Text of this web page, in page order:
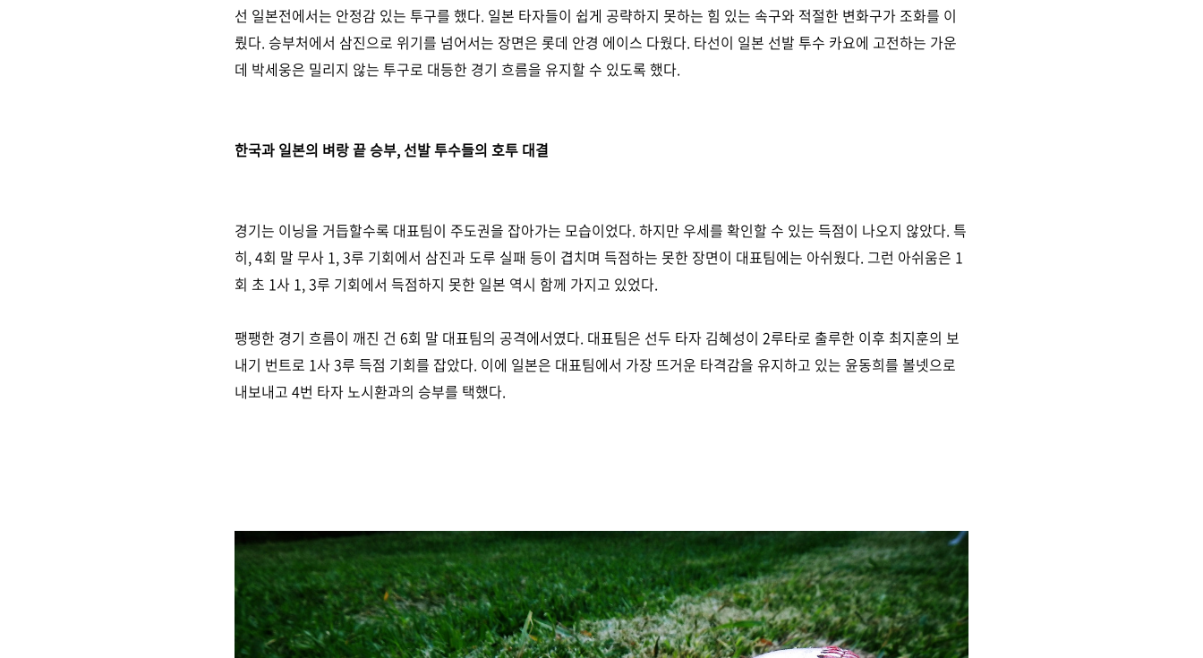
선 일본전에서는 안정감 있는 투구를 했다. 일본 타자들이 쉽게 공략하지 못하는 힘 있는 속구와 적절한 변화구가 조화를 이
뤘다. 승부처에서 삼진으로 위기를 넘어서는 장면은 롯데 안경 에이스 다웠다. 타선이 일본 선발 투수 카요에 고전하는 가운
데 박세웅은 밀리지 않는 투구로 대등한 경기 흐름을 유지할 수 있도록 했다.
한국과 일본의 벼랑 끝 승부, 선발 투수들의 호투 대결
경기는 이닝을 거듭할수록 대표팀이 주도권을 잡아가는 모습이었다. 하지만 우세를 확인할 수 있는 득점이 나오지 않았다. 특
히, 4회 말 무사 1, 3루 기회에서 삼진과 도루 실패 등이 겹치며 득점하는 못한 장면이 대표팀에는 아쉬웠다. 그런 아쉬움은 1
회 초 1사 1, 3루 기회에서 득점하지 못한 일본 역시 함께 가지고 있었다.
팽팽한 경기 흐름이 깨진 건 6회 말 대표팀의 공격에서였다. 대표팀은 선두 타자 김혜성이 2루타로 출루한 이후 최지훈의 보
내기 번트로 1사 3루 득점 기회를 잡았다. 이에 일본은 대표팀에서 가장 뜨거운 타격감을 유지하고 있는 윤동희를 볼넷으로
내보내고 4번 타자 노시환과의 승부를 택했다.